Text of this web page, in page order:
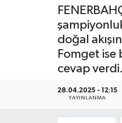
doğal
Fomget ise
cevap verdi.
28.04.2025 - 12:15
YAYINLANMA
MAGAZİN
KÜLTÜR SANAT
Süper Lig Puan
Tüm Manşetler
Son Dakika Haberleri
Haber Arşivi